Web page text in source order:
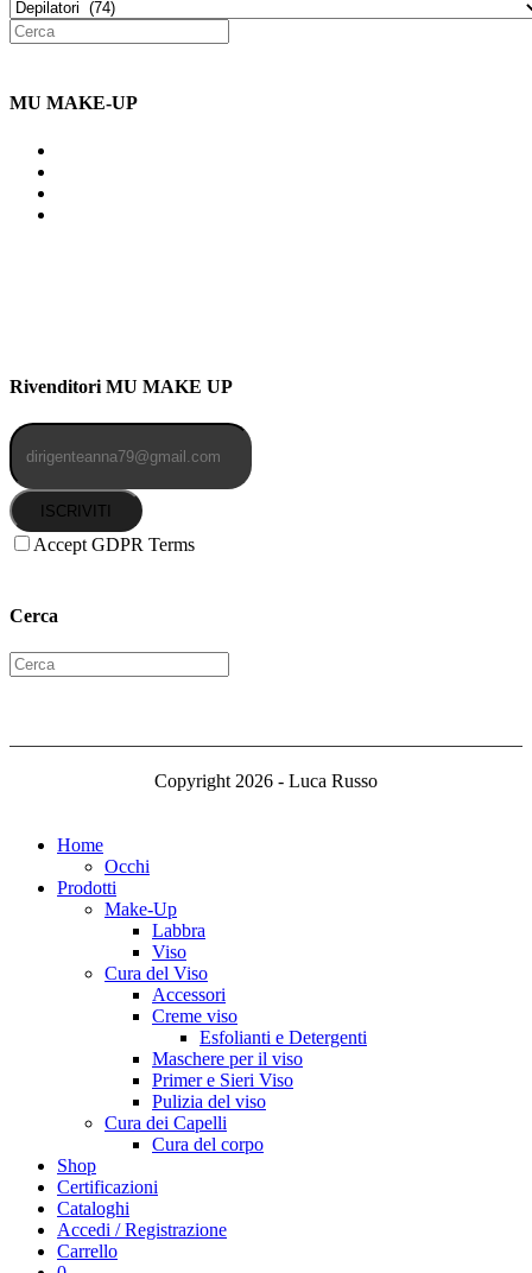
MU MAKE-UP
Rivenditori MU MAKE UP
ISCRIVITI
Accept GDPR Terms
Cerca
Copyright 2026 - Luca Russo
Home
Occhi
Prodotti
Make-Up
Labbra
Viso
Cura del Viso
Accessori
Creme viso
Esfolianti e Detergenti
Maschere per il viso
Primer e Sieri Viso
Pulizia del viso
Cura dei Capelli
Cura del corpo
Shop
Certificazioni
Cataloghi
Accedi / Registrazione
Carrello